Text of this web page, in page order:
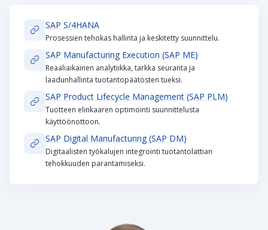
SAP S/4HANA
Prosessien tehokas hallinta ja keskitetty suunnittelu.
SAP Manufacturing Execution (SAP ME)
Reaaliaikainen analytiikka, tarkka seuranta ja
laadunhallinta tuotantopäätösten tueksi.
SAP Product Lifecycle Management (SAP PLM)
Tuotteen elinkaaren optimointi suunnittelusta
käyttöönottoon.
SAP Digital Manufacturing (SAP DM)
Digitaalisten työkalujen integrointi tuotantolattian
tehokkuuden parantamiseksi.